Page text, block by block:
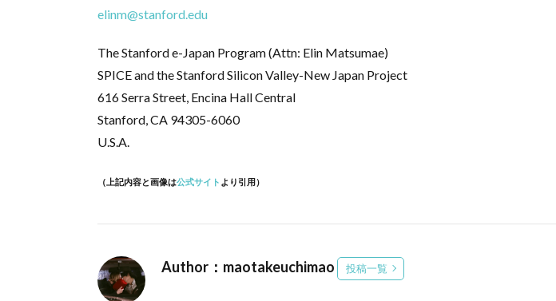
elinm@stanford.edu
The Stanford e-Japan Program (Attn: Elin Matsumae)
SPICE and the Stanford Silicon Valley-New Japan Project
616 Serra Street, Encina Hall Central
Stanford, CA 94305-6060
U.S.A.
（上記内容と画像は公式サイト より引用）
Author：maotakeuchimao 投稿一覧